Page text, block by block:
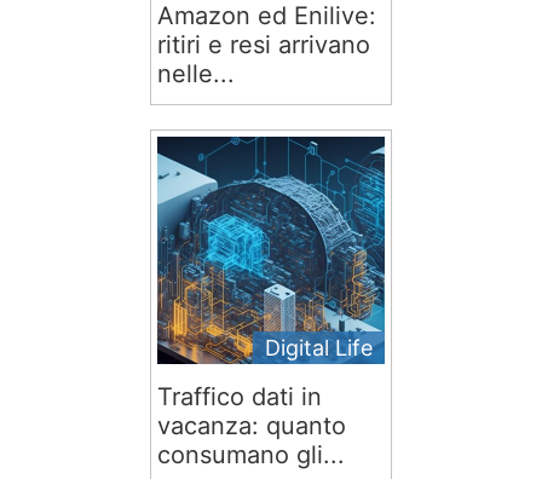
Amazon ed Enilive:
ritiri e resi arrivano
nelle...
Digital Life
Traffico dati in
vacanza: quanto
consumano gli...